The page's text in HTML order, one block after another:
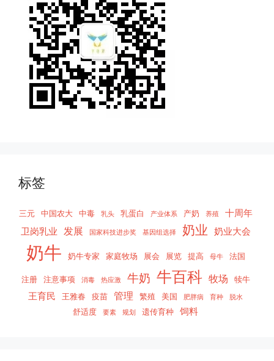
标签
三元 中国农大 中毒 乳头 乳蛋白 产业体系 产奶 养殖
十周年
卫岗乳业
发展 国家科技进步奖 基因组选择 奶业 奶业大会
奶牛 奶牛专家 家庭牧场 展会 展览 提高 母牛 法国
注册 注意事项 消毒 热应激 牛奶 牛百科 牧场 犊牛
王育民 王雅春 疫苗 管理 繁殖 美国 肥胖病 育种 脱水
舒适度 要素 规划 遗传育种 饲料